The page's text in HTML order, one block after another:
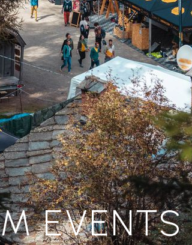
EVENTS